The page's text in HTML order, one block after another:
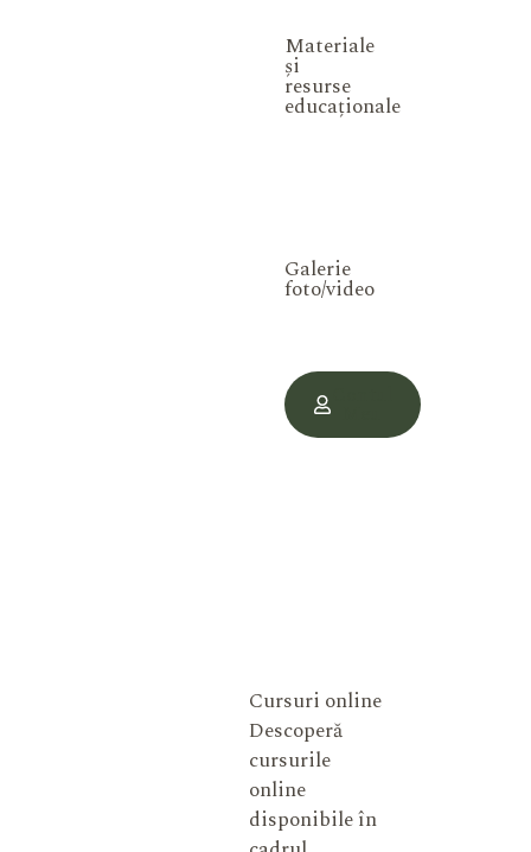
Materiale
și
resurse
educaționale
Galerie
foto/video
Cursuri online
Descoperă
cursurile
online
disponibile în